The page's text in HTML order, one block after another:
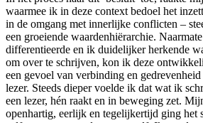
waarmee ik in deze context bedoel het
in de omgang met innerlijke conflicten –
een groeiende waardenhiërarchie.
differentieerde en ik duidelijker herkende
om over te schrijven, kon ik deze
een gevoel van verbinding en
lezer. Steeds dieper voelde ik dat wat ik
een lezer, hén raakt en in beweging zet.
openhartig, eerlijk en tegelijkertijd ging het